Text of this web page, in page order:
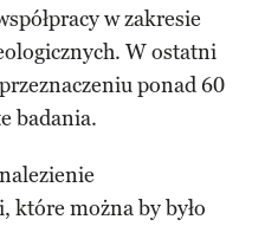
w zakresie
W ostatni
ponad 60
badania.
które można by było